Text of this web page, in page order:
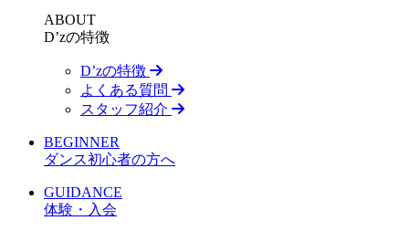
ABOUT
D’zの特徴
D’zの特徴
よくある質問
スタッフ紹介
BEGINNER
ダンス初心者の方へ
GUIDANCE
体験・入会